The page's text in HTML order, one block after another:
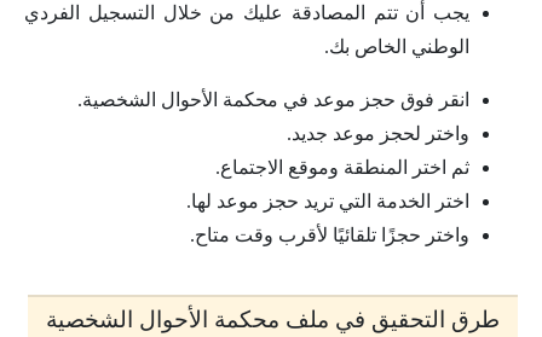
يجب أن تتم المصادقة عليك من خلال التسجيل الفردي
الوطني الخاص بك.
انقر فوق حجز موعد في محكمة الأحوال الشخصية.
واختر لحجز موعد جديد.
ثم اختر المنطقة وموقع الاجتماع.
اختر الخدمة التي تريد حجز موعد لها.
واختر حجزًا تلقائيًا لأقرب وقت متاح.
طرق التحقيق في ملف محكمة الأحوال الشخصية